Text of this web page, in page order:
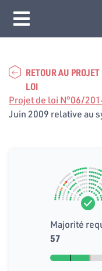
RETOUR AU PROJET
LOI
Projet de loi N°06/
Juin 2009 relative au
Majorité
57